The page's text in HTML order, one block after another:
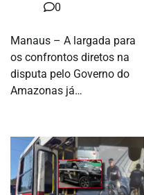
0
Manaus – A largada para
os confrontos diretos na
disputa pelo Governo do
Amazonas já…